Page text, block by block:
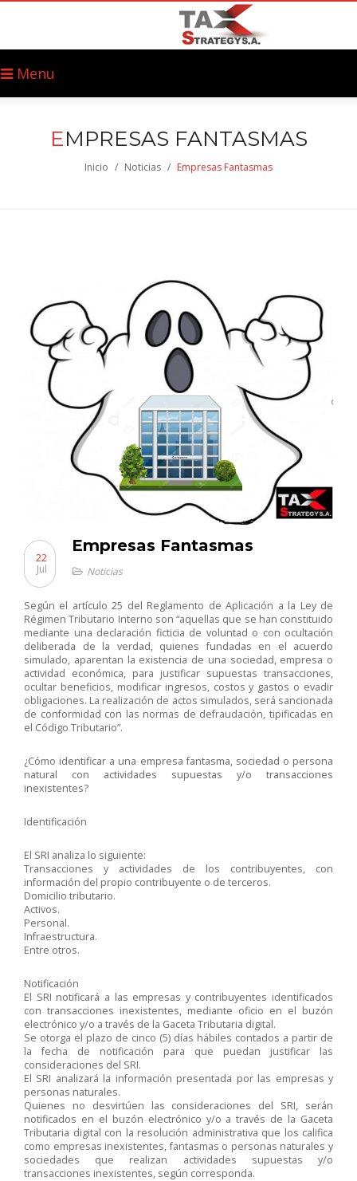
Menu
EMPRESAS FANTASMAS
Inicio / Noticias / Empresas Fantasmas
Empresas Fantasmas
22
Jul
Noticias
Según el artículo 25 del Reglamento de Aplicación a la Ley de
Régimen Tributario Interno son “aquellas que se han constituido
mediante una declaración ficticia de voluntad o con ocultación
deliberada de la verdad, quienes fundadas en el acuerdo
simulado, aparentan la existencia de una sociedad, empresa o
actividad económica, para justificar supuestas transacciones,
ocultar beneficios, modificar ingresos, costos y gastos o evadir
obligaciones. La realización de actos simulados, será sancionada
de conformidad con las normas de defraudación, tipificadas en
el Código Tributario”.
¿Cómo identificar a una empresa fantasma, sociedad o persona
natural con actividades supuestas y/o transacciones
inexistentes?
Identificación
El SRI analiza lo siguiente:
Transacciones y actividades de los contribuyentes, con
información del propio contribuyente o de terceros.
Domicilio tributario.
Activos.
Personal.
Infraestructura.
Entre otros.
Notificación
El SRI notificará a las empresas y contribuyentes identificados
con transacciones inexistentes, mediante oficio en el buzón
electrónico y/o a través de la Gaceta Tributaria digital.
Se otorga el plazo de cinco (5) días hábiles contados a partir de
la fecha de notificación para que puedan justificar las
consideraciones del SRI.
El SRI analizará la información presentada por las empresas y
personas naturales.
Quienes no desvirtúen las consideraciones del SRI, serán
notificados en el buzón electrónico y/o a través de la Gaceta
Tributaria digital con la resolución administrativa que los califica
como empresas inexistentes, fantasmas o personas naturales y
sociedades que realizan actividades supuestas y/o
transacciones inexistentes, según corresponda.